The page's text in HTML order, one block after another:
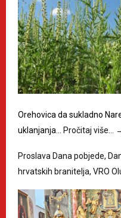
Orehovica da sukladno
uklanjanja…
Pročitaj više…
Proslava Dana pobjede,
hrvatskih branitelja, VRO